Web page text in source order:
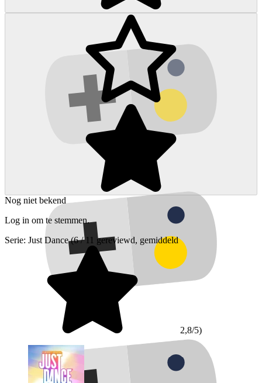
Nog niet bekend
Log in om te stemmen.
Serie: Just Dance(6 / 11 gereviewd, gemiddeld
2,8/5)